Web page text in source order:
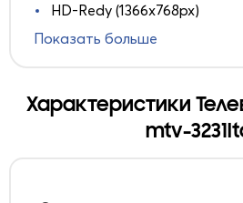
HD-Redy (1366x768px)
Показать больше
Характеристики
mtv-